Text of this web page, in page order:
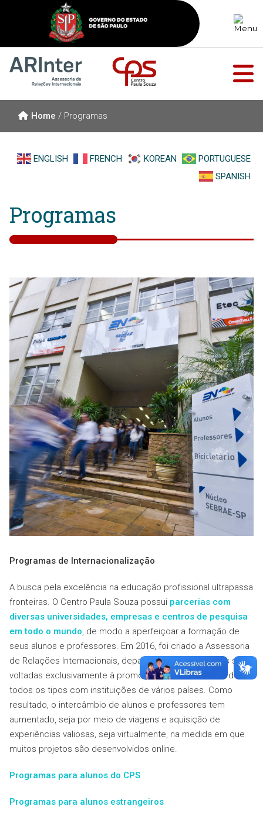
Home / Programas
ENGLISH FRENCH KOREAN
PORTUGUESE
SPANISH
Programas
Programas de Internacionalização
A busca pela excelência na educação profissional ultrapassa
fronteiras. O Centro Paula Souza possui parcerias com
diversas universidades, empresas e centros de pesquisa
em todo o mundo, de modo a aperfeiçoar a formação de
seus alunos e professores. Em 2016, foi criado a Assessoria
de Relações Internacionais, departamento cujas ações são
voltadas exclusivamente à promoção de intercâmbios de
todos os tipos com instituições de vários países. Como
resultado, o intercâmbio de alunos e professores tem
aumentado, seja por meio de viagens e aquisição de
experiências valiosas, seja virtualmente, na medida em que
muitos projetos são desenvolvidos online.
Programas para alunos do CPS
Programas para alunos estrangeiros